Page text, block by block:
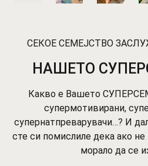
СЕКОЕ СЕМЕЈСТВО
НАШЕТО
Какво е Вашето
супермотивирани,
супернатпреварувачи…? И
сте си помислиле дека ако не
морало да се